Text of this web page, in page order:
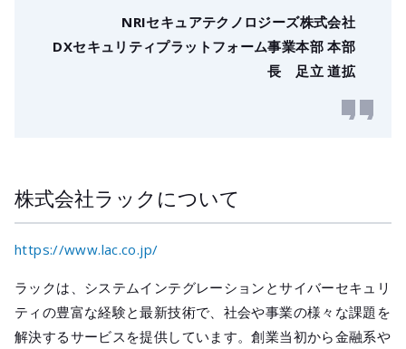
NRIセキュアテクノロジーズ株式会社
DXセキュリティプラットフォーム事業本部 本部
長 足立 道拡
株式会社ラックについて
https://www.lac.co.jp/
ラックは、システムインテグレーションとサイバーセキュリ
ティの豊富な経験と最新技術で、社会や事業の様々な課題を
解決するサービスを提供しています。創業当初から金融系や